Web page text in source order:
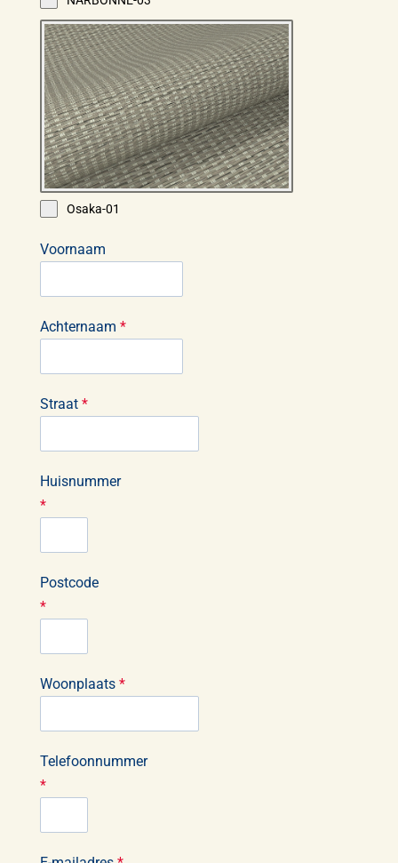
Osaka-01
Voornaam
Achternaam *
Straat *
Huisnummer
*
Postcode
*
Woonplaats *
Telefoonnummer
*